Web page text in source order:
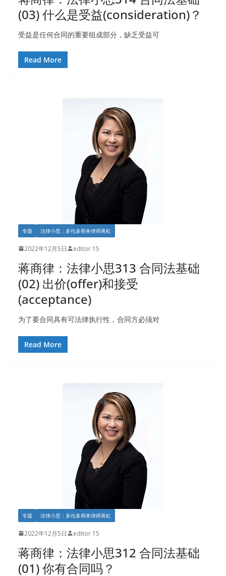
(03) 什么是受益(consideration)？
受益是任何合同的重要组成部分，缺乏受益可
Read More
专题 法律小思：多伦多商务律师蒋虹
2022年12月5日 editor 15
蒋商律：法律小思313 合同法基础
(02) 出价(offer)和接受
(acceptance)
为了要合同具有可法律执行性，合同方必须对
Read More
专题 法律小思：多伦多商务律师蒋虹
2022年12月5日 editor 15
蒋商律：法律小思312 合同法基础
(01) 你有合同吗？